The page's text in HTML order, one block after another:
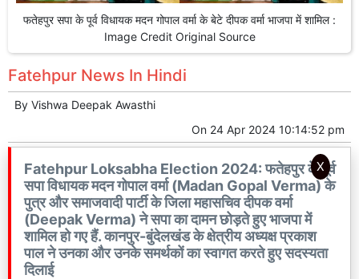
फतेहपुर सपा के पूर्व विधायक मदन गोपाल वर्मा के बेटे दीपक वर्मा भाजपा में शामिल :
Image Credit Original Source
Fatehpur News In Hindi
By Vishwa Deepak Awasthi
On 24 Apr 2024 10:14:52 pm
Fatehpur Loksabha Election 2024: फतेहपुर के पूर्व
सपा विधायक मदन गोपाल वर्मा (Madan Gopal Verma) के
पुत्र और समाजवादी पार्टी के जिला महासचिव दीपक वर्मा
(Deepak Verma) ने सपा का दामन छोड़ते हुए भाजपा में
शामिल हो गए हैं. कानपुर-बुंदेलखंड के क्षेत्रीय अध्यक्ष प्रकाश
पाल ने उनका और उनके समर्थकों का स्वागत करते हुए सदस्यता
दिलाई
X